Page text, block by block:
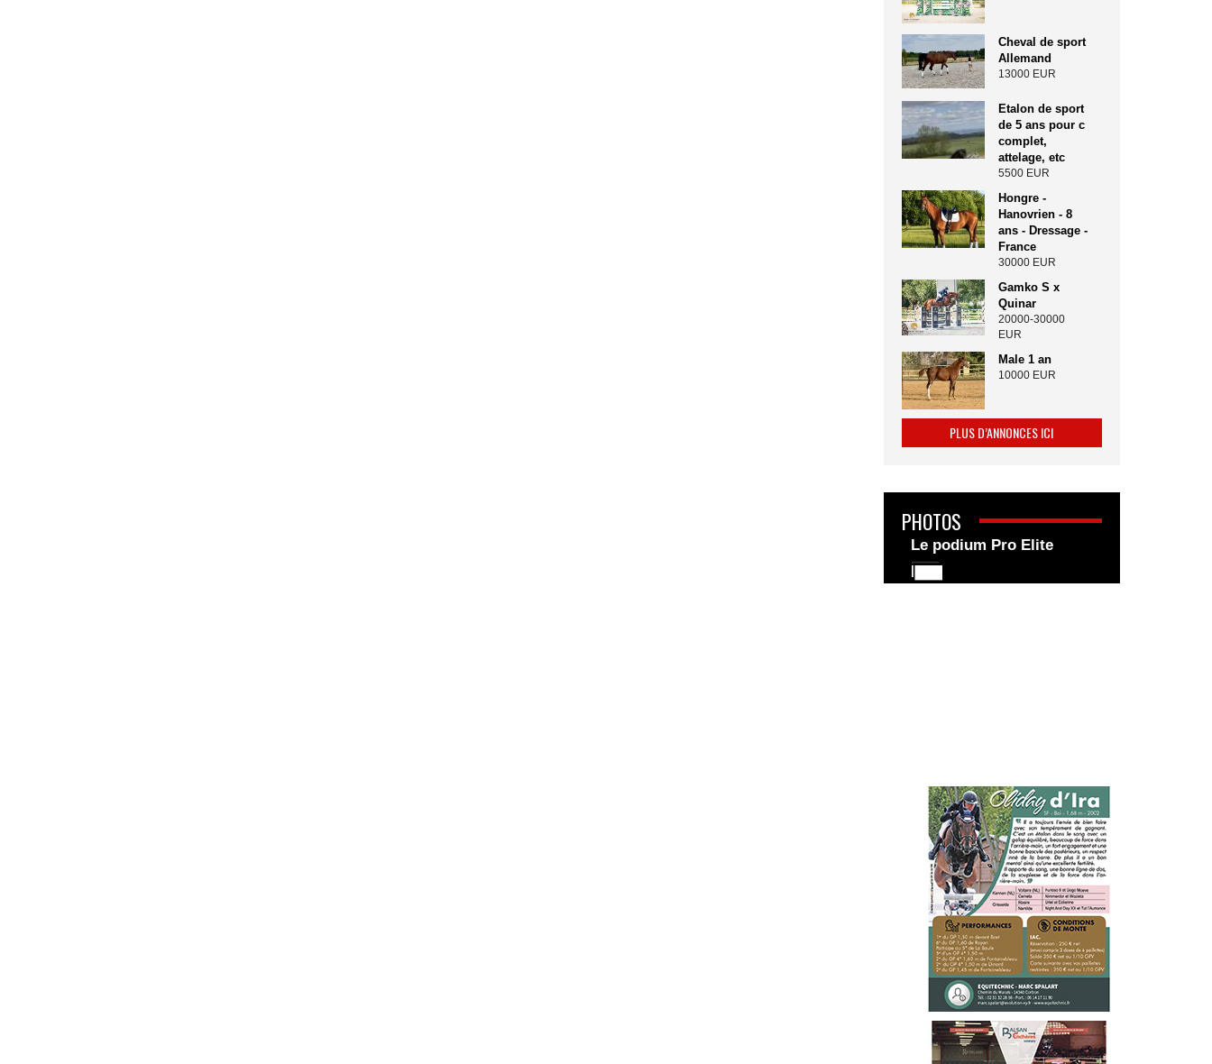
Cheval de sport
Allemand
13000 EUR
Etalon de sport
de 5 ans pour c
complet,
attelage, etc
5500 EUR
Hongre -
Hanovrien - 8
ans - Dressage -
France
30000 EUR
Gamko S x
Quinar
20000-30000
EUR
Male 1 an
10000 EUR
PLUS D’ANNONCES ICI
PHOTOS
Le podium Pro Elite